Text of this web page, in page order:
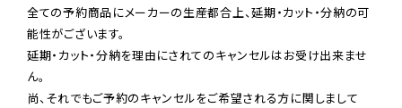
全ての予約商品にメーカーの生産都合上、延期・カット・分納の可
能性がございます。
延期・カット・分納を理由にされてのキャンセルはお受け出来ませ
ん。
尚、それでもご予約のキャンセルをご希望される方に関しまして